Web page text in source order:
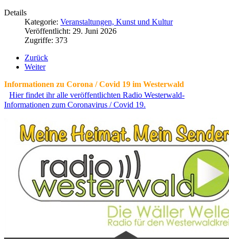
Details
Kategorie: Veranstaltungen, Kunst und Kultur
Veröffentlicht: 29. Juni 2026
Zugriffe: 373
Zurück
Weiter
Informationen zu Corona / Covid 19 im Westerwald
Hier findet ihr alle veröffentlichten Radio Westerwald-
Informationen zum Coronavirus / Covid 19.